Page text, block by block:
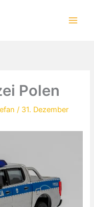
Polen
/ 31. Dezember